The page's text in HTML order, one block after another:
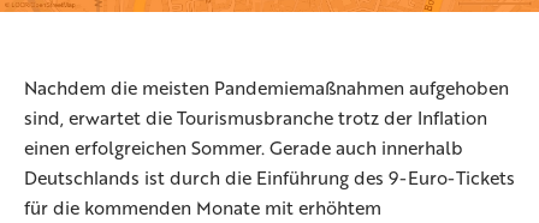
Nachdem die meisten Pandemiemaßnahmen aufgehoben
sind, erwartet die Tourismusbranche trotz der Inflation
einen erfolgreichen Sommer. Gerade auch innerhalb
Deutschlands ist durch die Einführung des 9-Euro-Tickets
für die kommenden Monate mit erhöhtem